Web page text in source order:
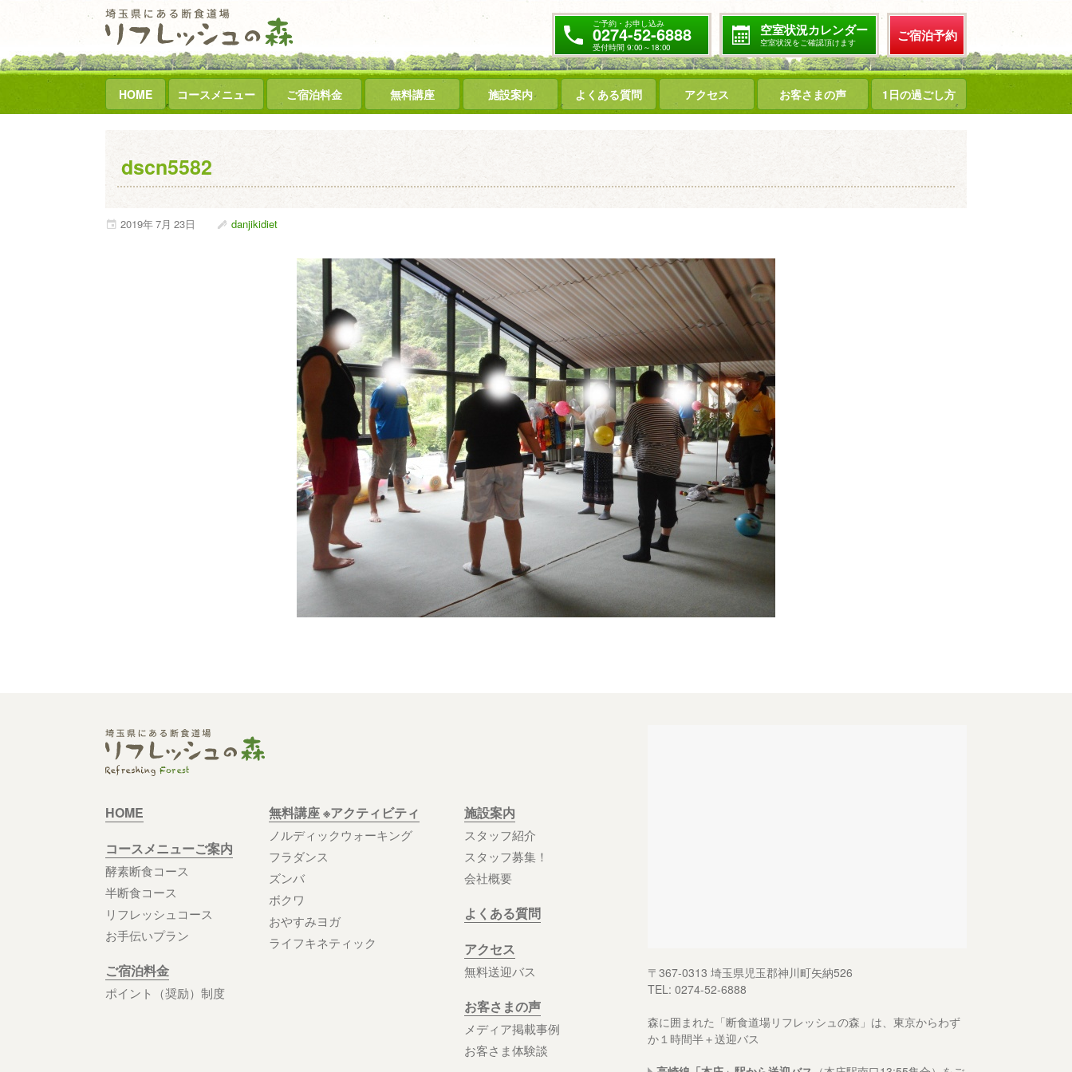
ご予約・お申し込み
0274-52-6888
受付時間 9:00～18:00
空室状況カレンダー
空室状況をご確認頂けます ご宿泊予約
HOME コースメニュー ご宿泊料金 無料講座 施設案内 よくある質問 アクセス お客さまの声 1日の過ごし方
dscn5582
2019年7月 23日 danjikidiet
HOME
コースメニューご案内
酵素断食コース
半断食コース
リフレッシュコース
お手伝いプラン
ご宿泊料金
ポイント（奨励）制度
無料講座 ※アクティビティ
ノルディックウォーキング
フラダンス
ズンバ
ボクワ
おやすみヨガ
ライフキネティック
施設案内
スタッフ紹介
スタッフ募集！
会社概要
よくある質問
アクセス
無料送迎バス
お客さまの声
メディア掲載事例
お客さま体験談
〒367-0313 埼玉県児玉郡神川町矢納526
TEL: 0274-52-6888
森に囲まれた「断食道場リフレッシュの森」は、東京からわず
か１時間半＋送迎バス